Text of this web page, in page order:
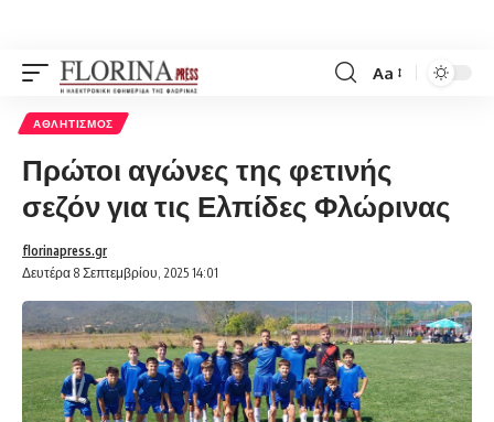
Font
Aa
ΑΘΛΗΤΙΣΜΌΣ
Πρώτοι αγώνες της φετινής
σεζόν για τις Ελπίδες Φλώρινας
Δευτέρα 8 Σεπτεμβρίου, 2025 14:01
florinapress.gr